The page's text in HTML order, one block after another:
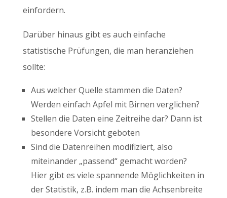
einfordern.
Darüber hinaus gibt es auch einfache
statistische Prüfungen, die man heranziehen
sollte:
Aus welcher Quelle stammen die Daten?
Werden einfach Äpfel mit Birnen verglichen?
Stellen die Daten eine Zeitreihe dar? Dann ist
besondere Vorsicht geboten
Sind die Datenreihen modifiziert, also
miteinander „passend“ gemacht worden?
Hier gibt es viele spannende Möglichkeiten in
der Statistik, z.B. indem man die Achsenbreite